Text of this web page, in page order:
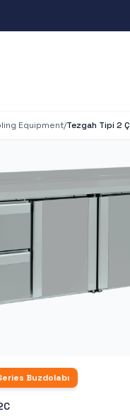
Equipment/
Buzdolabı